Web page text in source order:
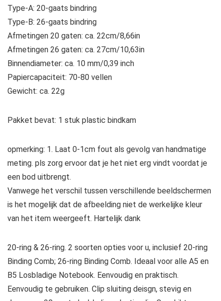
Type-A: 20-gaats bindring
Type-B: 26-gaats bindring
Afmetingen 20 gaten: ca. 22cm/8,66in
Afmetingen 26 gaten: ca. 27cm/10,63in
Binnendiameter: ca. 10 mm/0,39 inch
Papiercapaciteit: 70-80 vellen
Gewicht: ca. 22g
Pakket bevat: 1 stuk plastic bindkam
opmerking: 1. Laat 0-1cm fout als gevolg van handmatige
meting. pls zorg ervoor dat je het niet erg vindt voordat je
een bod uitbrengt.
Vanwege het verschil tussen verschillende beeldschermen
is het mogelijk dat de afbeelding niet de werkelijke kleur
van het item weergeeft. Hartelijk dank
20-ring & 26-ring. 2 soorten opties voor u, inclusief 20-ring
Binding Comb; 26-ring Binding Comb. Ideaal voor alle A5 en
B5 Losbladige Notebook. Eenvoudig en praktisch.
Eenvoudig te gebruiken. Clip sluiting deisgn, stevig en